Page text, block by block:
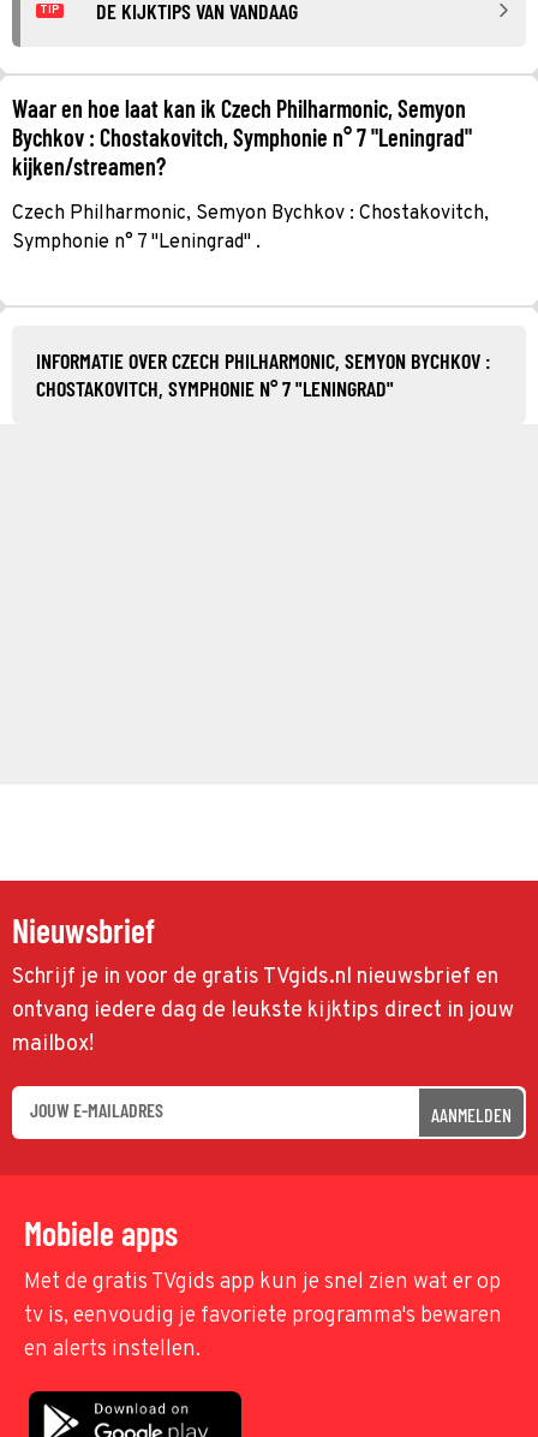
TIP DE KIJKTIPS VAN VANDAAG
Waar en hoe laat kan ik Czech Philharmonic, Semyon
Bychkov : Chostakovitch, Symphonie n° 7 "Leningrad"
kijken/streamen?
Czech Philharmonic, Semyon Bychkov : Chostakovitch,
Symphonie n° 7 "Leningrad" .
INFORMATIE OVER CZECH PHILHARMONIC, SEMYON BYCHKOV :
CHOSTAKOVITCH, SYMPHONIE N° 7 "LENINGRAD"
Nieuwsbrief
Schrijf je in voor de gratis TVgids.nl nieuwsbrief en
ontvang iedere dag de leukste kijktips direct in jouw
mailbox!
AANMELDEN
Mobiele apps
Met de gratis TVgids app kun je snel zien wat er op
tv is, eenvoudig je favoriete programma's bewaren
en alerts instellen.